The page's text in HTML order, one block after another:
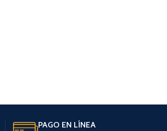
PAGO EN LÍNEA